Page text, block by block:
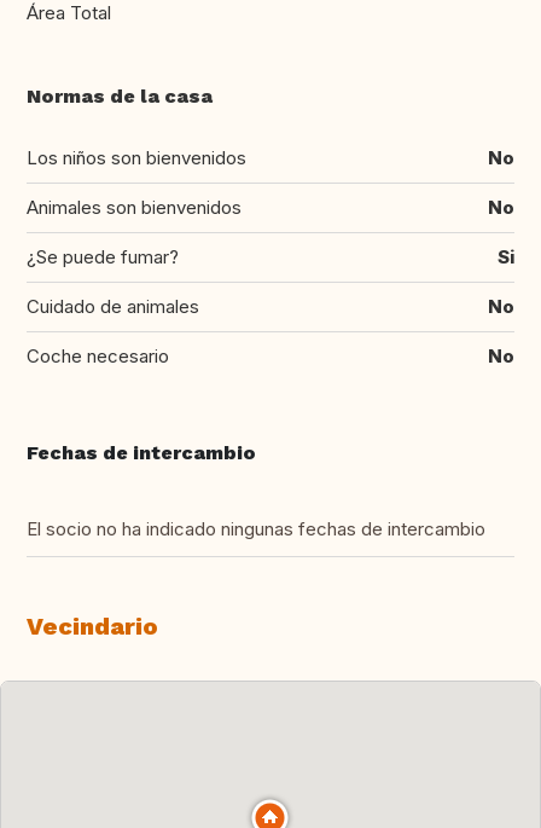
Área Total
Normas de la casa
Los niños son bienvenidos No
Animales son bienvenidos No
¿Se puede fumar? Si
Cuidado de animales No
Coche necesario No
Fechas de intercambio
El socio no ha indicado ningunas fechas de intercambio
Vecindario